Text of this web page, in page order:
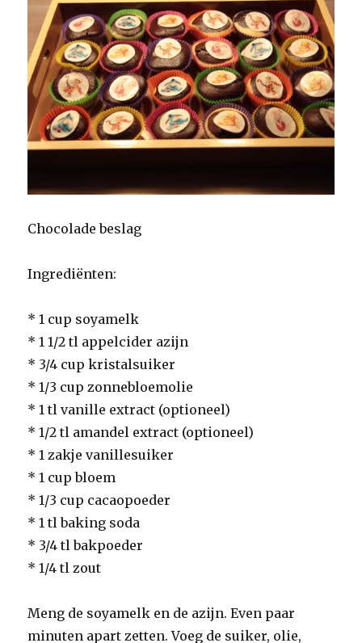
Chocolade beslag
Ingrediënten:
* 1 cup soyamelk
* 1 1/2 tl appelcider azijn
* 3/4 cup kristalsuiker
* 1/3 cup zonnebloemolie
* 1 tl vanille extract (optioneel)
* 1/2 tl amandel extract (optioneel)
* 1 zakje vanillesuiker
* 1 cup bloem
* 1/3 cup cacaopoeder
* 1 tl baking soda
* 3/4 tl bakpoeder
* 1/4 tl zout
Meng de soyamelk en de azijn. Even paar
minuten apart zetten. Voeg de suiker, olie,